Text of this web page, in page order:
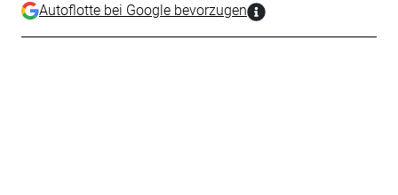
Autoflotte bei Google bevorzugen